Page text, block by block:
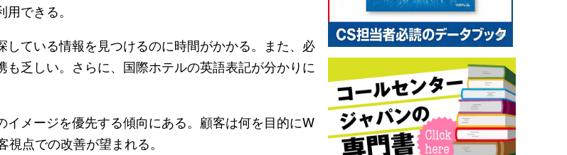
できる。
ている情報を見つけるのに時間がかかる。また、必
乏しい。さらに、国際ホテルの英語表記が分かりに
メージを優先する傾向にある。顧客は何を目的にW
点での改善が望まれる。